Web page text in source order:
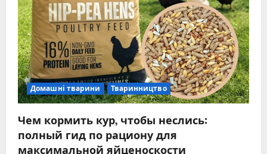
Домашні тварини Тваринництво
Чем кормить кур, чтобы неслись:
полный гид по рациону для
максимальной яйценоскости